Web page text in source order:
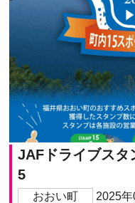
JAFドライブス
5
おおい町
2025